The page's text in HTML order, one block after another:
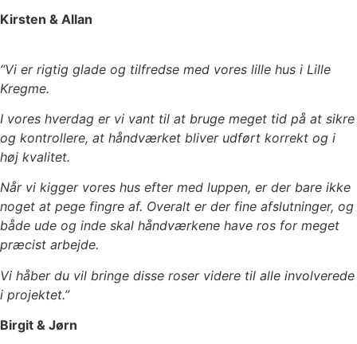
Kirsten & Allan
“Vi er rigtig glade og tilfredse med vores lille hus i Lille
Kregme.
I vores hverdag er vi vant til at bruge meget tid på at sikre
og kontrollere, at håndværket bliver udført korrekt og i
høj kvalitet.
Når vi kigger vores hus efter med luppen, er der bare ikke
noget at pege fingre af. Overalt er der fine afslutninger, og
både ude og inde skal håndværkene have ros for meget
præcist arbejde.
Vi håber du vil bringe disse roser videre til alle involverede
i projektet.”
Birgit & Jørn